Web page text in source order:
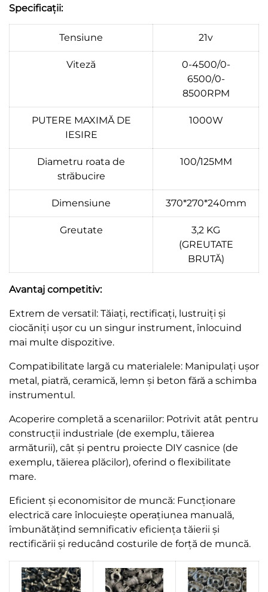
Specificații:
Tensiune 21v
Viteză
0-4500/0-
6500/0-
8500RPM
PUTERE MAXIMĂ DE
IESIRE
1000W
Diametru roata de
străbucire
100/125MM
Dimensiune 370*270*240mm
Greutate
3,2 KG
(GREUTATE
BRUTĂ)
Avantaj competitiv:
Extrem de versatil: Tăiați, rectificați, lustruiți și
ciocăniți ușor cu un singur instrument, înlocuind
mai multe dispozitive.
Compatibilitate largă cu materialele: Manipulați ușor
metal, piatră, ceramică, lemn și beton fără a schimba
instrumentul.
Acoperire completă a scenariilor: Potrivit atât pentru
construcții industriale (de exemplu, tăierea
armăturii), cât și pentru proiecte DIY casnice (de
exemplu, tăierea plăcilor), oferind o flexibilitate
mare.
Eficient și economisitor de muncă: Funcționare
electrică care înlocuiește operațiunea manuală,
îmbunătățind semnificativ eficiența tăierii și
rectificării și reducând costurile de forță de muncă.